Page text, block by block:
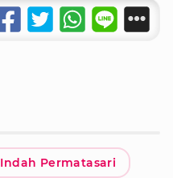
Indah Permatasari